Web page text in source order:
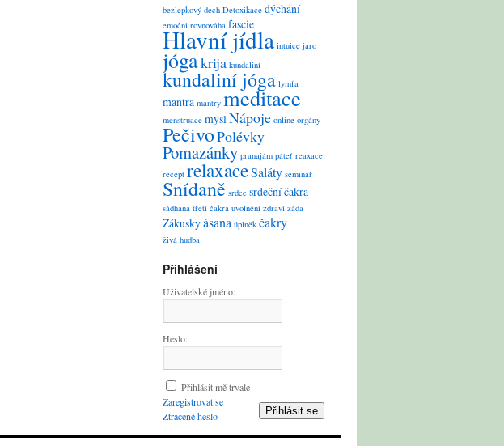
bezlepkový dech Detoxikace dýchání
emoční rovnováha fascie
Hlavní jídla intuice jaro
jógakrija kundaliní
kundaliní jóga lymfa
mantra mantry meditace
menstruace myslNápoje online orgány
PečivoPolévky
Pomazánky pranajám páteř reaxace
recept relaxaceSaláty seminář
Snídaně srdce srdeční čakra
sádhana třetí čakra uvolnění zdraví záda
Zákuskyásana úplněk čakry
živá hudba
Přihlášení
Uživatelské jméno:
Heslo:
Přihlásit mě trvale
Přihlásit se
Zaregistrovat se
Ztracené heslo